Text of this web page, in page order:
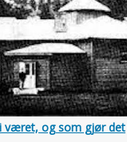
været, og som gjør det